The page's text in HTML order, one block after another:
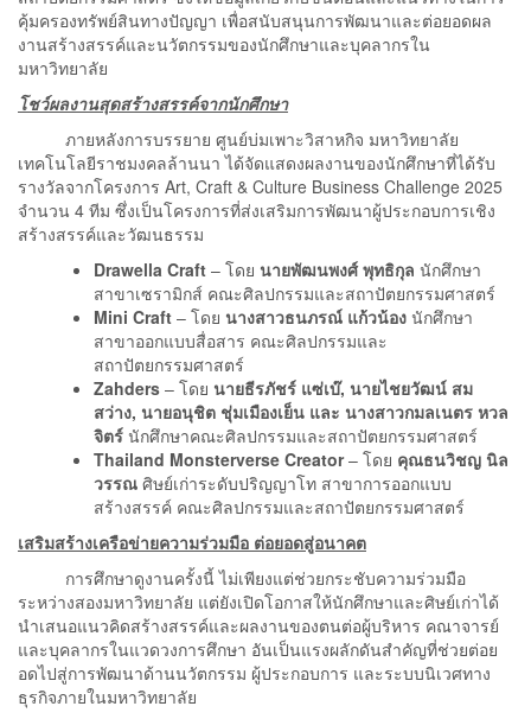
คุ้มครองทรัพย์สินทางปัญญา เพื่อสนับสนุนการพัฒนาและต่อยอดผล
งานสร้างสรรค์และนวัตกรรมของนักศึกษาและบุคลากรใน
มหาวิทยาลัย
โชว์ผลงานสุดสร้างสรรค์จากนักศึกษา
ภายหลังการบรรยาย ศูนย์บ่มเพาะวิสาหกิจ มหาวิทยาลัย
เทคโนโลยีราชมงคลล้านนา ได้จัดแสดงผลงานของนักศึกษาที่ได้รับ
รางวัลจากโครงการ Art, Craft & Culture Business Challenge 2025
จำนวน 4 ทีม ซึ่งเป็นโครงการที่ส่งเสริมการพัฒนาผู้ประกอบการเชิง
สร้างสรรค์และวัฒนธรรม
Drawella Craft – โดย นายพัฒนพงศ์ พุทธิกุล นักศึกษา
สาขาเซรามิกส์ คณะศิลปกรรมและสถาปัตยกรรมศาสตร์
Mini Craft – โดย นางสาวธนภรณ์ แก้วน้อง นักศึกษา
สาขาออกแบบสื่อสาร คณะศิลปกรรมและ
สถาปัตยกรรมศาสตร์
Zahders – โดย นายธีรภัชร์ แซ่เบ๊, นายไชยวัฒน์ สม
สว่าง, นายอนุชิต ชุ่มเมืองเย็น และ นางสาวกมลเนตร หวล
จิตร์ นักศึกษาคณะศิลปกรรมและสถาปัตยกรรมศาสตร์
Thailand Monsterverse Creator– โดย คุณธนวิชญ นิล
วรรณ ศิษย์เก่าระดับปริญญาโท สาขาการออกแบบ
สร้างสรรค์ คณะศิลปกรรมและสถาปัตยกรรมศาสตร์
เสริมสร้างเครือข่ายความร่วมมือ ต่อยอดสู่อนาคต
การศึกษาดูงานครั้งนี้ ไม่เพียงแต่ช่วยกระชับความร่วมมือ
ระหว่างสองมหาวิทยาลัย แต่ยังเปิดโอกาสให้นักศึกษาและศิษย์เก่าได้
นำเสนอแนวคิดสร้างสรรค์และผลงานของตนต่อผู้บริหาร คณาจารย์
และบุคลากรในแวดวงการศึกษา อันเป็นแรงผลักดันสำคัญที่ช่วยต่อย
อดไปสู่การพัฒนาด้านนวัตกรรม ผู้ประกอบการ และระบบนิเวศทาง
ธุรกิจภายในมหาวิทยาลัย